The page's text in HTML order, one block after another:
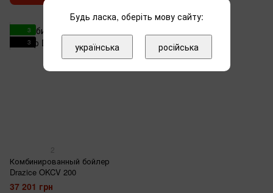
3
3
2
Комбинированный бойлер
Drazice OKCV 200
37 201 грн
Будь ласка, оберіть мову сайту:
українська російська